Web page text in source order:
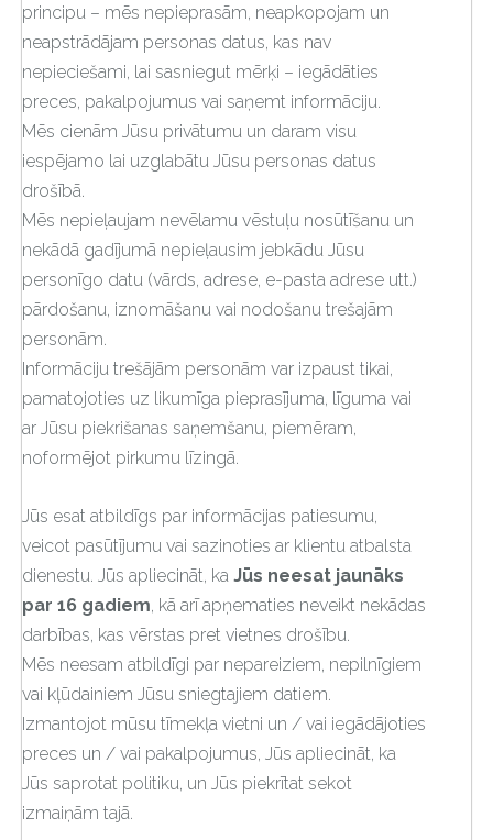
principu – mēs nepieprasām, neapkopojam un
neapstrādājam personas datus, kas nav
nepieciešami, lai sasniegut mērķi – iegādāties
preces, pakalpojumus vai saņemt informāciju.
Mēs cienām Jūsu privātumu un daram visu
iespējamo lai uzglabātu Jūsu personas datus
drošībā.
Mēs nepieļaujam nevēlamu vēstuļu nosūtīšanu un
nekādā gadījumā nepieļausim jebkādu Jūsu
personīgo datu (vārds, adrese, e-pasta adrese utt.)
pārdošanu, iznomāšanu vai nodošanu trešajām
personām.
Informāciju trešājām personām var izpaust tikai,
pamatojoties uz likumīga pieprasījuma, līguma vai
ar Jūsu piekrišanas saņemšanu, piemēram,
noformējot pirkumu līzingā.
Jūs esat atbildīgs par informācijas patiesumu,
veicot pasūtījumu vai sazinoties ar klientu atbalsta
dienestu. Jūs apliecināt, ka Jūs neesat jaunāks
par 16 gadiem , kā arī apņematies neveikt nekādas
darbības, kas vērstas pret vietnes drošību.
Mēs neesam atbildīgi par nepareiziem, nepilnīgiem
vai kļūdainiem Jūsu sniegtajiem datiem.
Izmantojot mūsu tīmekļa vietni un / vai iegādājoties
preces un / vai pakalpojumus, Jūs apliecināt, ka
Jūs saprotat politiku, un Jūs piekrītat sekot
izmaiņām tajā.